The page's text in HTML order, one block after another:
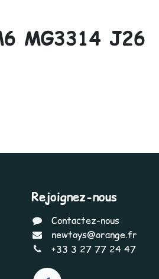
MG3314 J26
Rejoignez-nous
Contactez-nous
newtoys@orange.fr
+33 3 27 77 24 47